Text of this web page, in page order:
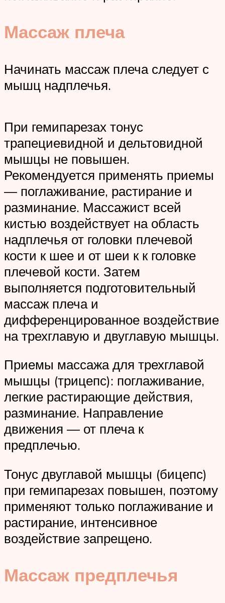
Массаж плеча
Начинать массаж плеча следует с
мышц надплечья.
При гемипарезах тонус
трапециевидной и дельтовидной
мышцы не повышен.
Рекомендуется применять приемы
— поглаживание, растирание и
разминание. Массажист всей
кистью воздействует на область
надплечья от головки плечевой
кости к шее и от шеи к к головке
плечевой кости. Затем
выполняется подготовительный
массаж плеча и
дифференцированное воздействие
на трехглавую и двуглавую мышцы.
Приемы массажа для трехглавой
мышцы (трицепс): поглаживание,
легкие растирающие действия,
разминание. Направление
движения — от плеча к
предплечью.
Тонус двуглавой мышцы (бицепс)
при гемипарезах повышен, поэтому
применяют только поглаживание и
растирание, интенсивное
воздействие запрещено.
Массаж предплечья